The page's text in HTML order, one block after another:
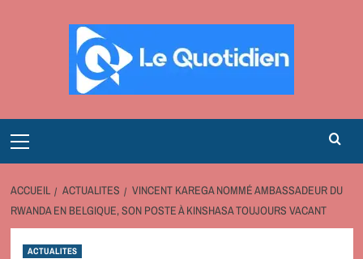
Menu
ACCUEIL ACTUALITES
VINCENT KAREGA NOMMÉ AMBASSADEUR DU
RWANDA EN BELGIQUE, SON POSTE À KINSHASA TOUJOURS VACANT
ACTUALITES